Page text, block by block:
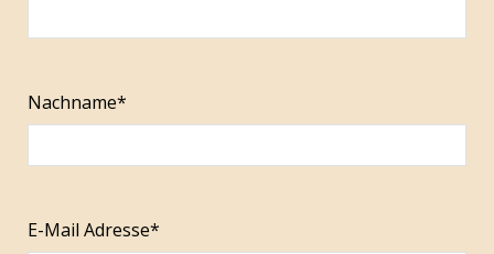
Nachname*
E-Mail Adresse*